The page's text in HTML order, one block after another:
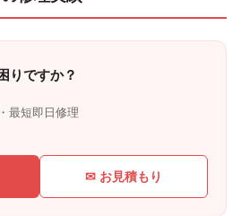
りですか？
最短即日修理
✉ お見積もり